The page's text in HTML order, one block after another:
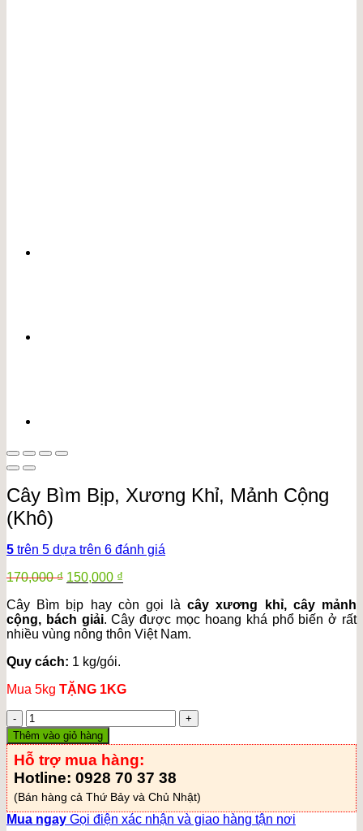
Cây Bìm Bịp, Xương Khỉ, Mảnh Cộng
(Khô)
5 trên 5 dựa trên 6 đánh giá
170,000₫ Giá
là:
170,000 ₫.
150,000 ₫
tại
là:
150,000 ₫.
Cây Bìm bịp hay còn gọi làcây xương khỉ, cây mảnh
cộng, bách giải. Cây được mọc hoang khá phổ biến ở rất
nhiều vùng nông thôn Việt Nam.
Quy cách: 1 kg/gói.
Mua 5kg TẶNG 1KG
Cây
Bìm
Bịp,
Xương
Khỉ,
Cộng
(Khô)
Thêm vào giỏ hàng
Hỗ trợ mua hàng:
Hotline: 0928 70 37 38
(Bán hàng cả Thứ Bảy và Chủ Nhật)
Mua ngay Gọi điện xác nhận và giao hàng tận nơi